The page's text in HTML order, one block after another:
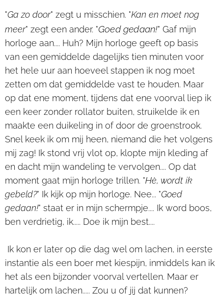
"Ga zo door" zegt u misschien. "Kan en moet nog
meer" zegt een ander. "Goed gedaan!" Gaf mijn
horloge aan.... Huh? Mijn horloge geeft op basis
van een gemiddelde dagelijks tien minuten voor
het hele uur aan hoeveel stappen ik nog moet
zetten om dat gemiddelde vast te houden. Maar
op dat ene moment, tijdens dat ene voorval liep ik
een keer zonder rollator buiten, struikelde ik en
maakte een duikeling in of door de groenstrook.
Snel keek ik om mij heen, niemand die het volgens
mij zag! Ik stond vrij vlot op, klopte mijn kleding af
en dacht mijn wandeling te vervolgen.... Op dat
moment gaat mijn horloge trillen. "Hè, wordt ik
gebeld?" Ik kijk op mijn horloge. Nee... "Goed
gedaan!" staat er in mijn schermpje.... Ik word boos,
ben verdrietig, ik..... Doe ik mijn best....
Ik kon er later op die dag wel om lachen, in eerste
instantie als een boer met kiespijn, inmiddels kan ik
het als een bijzonder voorval vertellen. Maar er
hartelijk om lachen..... Zou u of jij dat kunnen?